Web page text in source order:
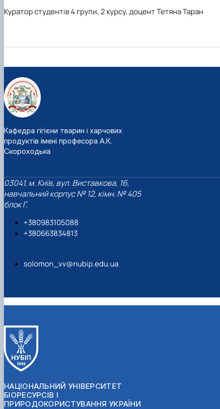
Куратор студентів 4 групи, 2 курсу, доцент Тетяна Таран
Кафедра гігієни тварин і харчових
продуктів імені професора А.К.
Скороходька
03041, м. Київ, вул. Виставкова, 16,
навчальний корпус № 12, кімн. № 405
блок Г.
+380983105088
+380663834813
solomon_vv@nubip.edu.ua
НАЦІОНАЛЬНИЙ УНІВЕРСИТЕТ
БІОРЕСУРСІВ І
ПРИРОДОКОРИСТУВАННЯ УКРАЇНИ